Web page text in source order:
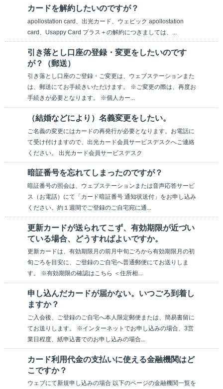
カードを解約したいのですが？
apollostation card、出光カード、ウェビック apollostation
card、Usappy Card プラス＋の解約につきましては、...
引き落とし口座の登録・変更をしたいのです
が？（郵送）
引き落とし口座のご登録・ご変更は、ウェブステーションまた
は、郵送にてお手続きいただけます。 ※ご変更の際は、再度お
手続きが必要となります。 ※個人カー...
（結婚などにより）名義変更をしたい。
ご名義の変更にはカードの再発行が必要となります。お電話に
て受け付けますので、出光カード会員サービスデスクへご連絡
ください。 出光カード会員サービスデスク
暗証番号を忘れてしまったのですが？
暗証番号の照会は、ウェブステーションまたは音声応答サービ
ス（お電話）にて「カード暗証番号 通知状送付」をお申し込み
ください。約１週間でご登録のご自宅宛に通...
更新カードが送られてこず、有効期限が近づい
ている場合、どうすればよいですか。
更新カードは、有効期限月の前月中旬ごろから有効期限月の初
旬ごろを目安に、ご登録のご自宅へ普通郵便にてお送りしま
す。 ※有効期限の確認はこちら ＜住所相...
申し込んだカードが届かない。いつごろ到着し
ますか？
ご入会後、ご登録のご自宅へ本人限定郵便または、簡易書留に
てお送りします。 ※インターネットでお申し込みの場合、3営
業日程度、紙申込書でのお申し込みの場合...
カード利用代金の支払いに使える金融機関はど
こですか？
ウェブにて新規申し込みの場合 以下のページの金融機関一覧を